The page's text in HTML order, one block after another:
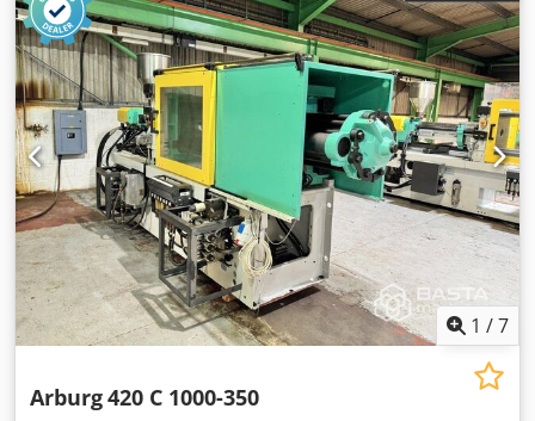
1 /7
Arburg420 C 1000-350